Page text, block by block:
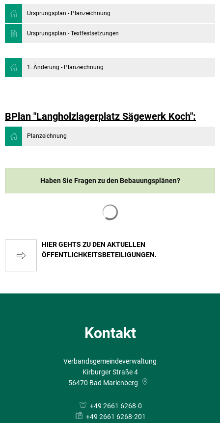
Ursprungsplan - Planzeichnung
Ursprungsplan - Textfestsetzungen
1. Änderung - Planzeichnung
BPlan "Langholzlagerplatz Sägewerk Koch":
Planzeichnung
Haben Sie Fragen zu den Bebauungsplänen?
HIER GEHTS ZU DEN AKTUELLEN
ÖFFENTLICHKEITSBETEILIGUNGEN.
Kontakt
Verbandsgemeindeverwaltung
Kirburger Straße 4
56470 Bad Marienberg
+49 2661 6268-0
+49 2661 6268-201